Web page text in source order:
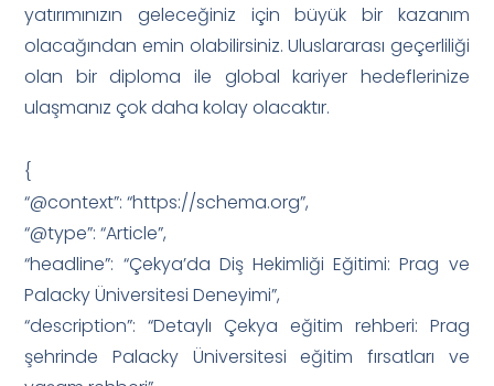
yatırımınızın geleceğiniz için büyük bir kazanım
olacağından emin olabilirsiniz. Uluslararası geçerliliği
olan bir diploma ile global kariyer hedeflerinize
ulaşmanız çok daha kolay olacaktır.
{
“@context”: “https://schema.org”,
“@type”: “Article”,
“headline”: “Çekya’da Diş Hekimliği Eğitimi: Prag ve
Palacky Üniversitesi Deneyimi”,
“description”: “Detaylı Çekya eğitim rehberi: Prag
şehrinde Palacky Üniversitesi eğitim fırsatları ve